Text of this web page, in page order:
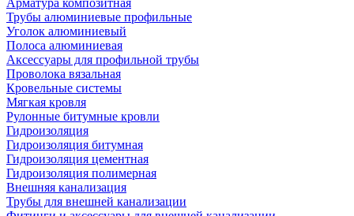
Арматура композитная
Трубы алюминиевые профильные
Уголок алюминиевый
Полоса алюминиевая
Аксессуары для профильной трубы
Проволока вязальная
Кровельные системы
Мягкая кровля
Рулонные битумные кровли
Гидроизоляция
Гидроизоляция битумная
Гидроизоляция цементная
Гидроизоляция полимерная
Внешняя канализация
Трубы для внешней канализации